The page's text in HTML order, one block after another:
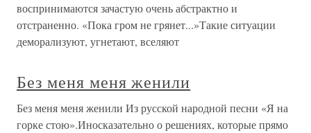
воспринимаются зачастую очень абстрактно и
отстраненно. «Пока гром не грянет...»Такие ситуации
деморализуют, угнетают, вселяют
Без меня меня женили
Без меня меня женили Из русской народной песни «Я на
горке стою».Иносказательно о решениях, которые прямо